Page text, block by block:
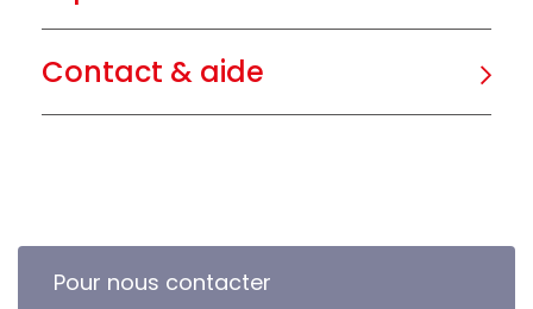
Contact & aide
Pour nous contacter